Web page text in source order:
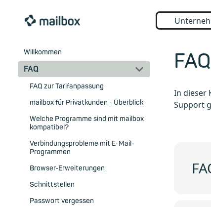
Willkommen
FAQ
FAQ zur Tarifanpassung
mailbox für Privatkunden - Überblick
Welche Programme sind mit mailbox
kompatibel?
Verbindungsprobleme mit E-Mail-
Programmen
Browser-Erweiterungen
Schnittstellen
Passwort vergessen
FAQ
In dieser
Support